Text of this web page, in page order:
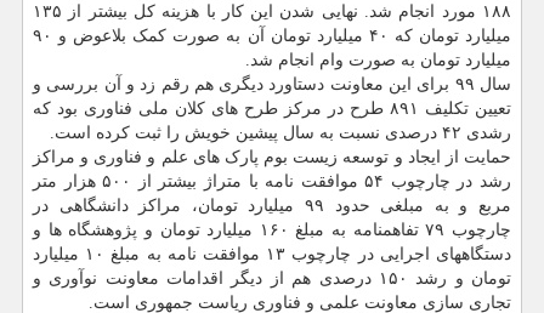
۱۸۸ مورد انجام شد. نهایی شدن این کار با هزینه کل بیشتر از ۱۳۵
میلیارد تومان که ۴۰ میلیارد تومان آن به صورت کمک بلاعوض و ۹۰
میلیارد تومان به صورت وام انجام شد.
سال ۹۹ برای این معاونت دستاورد دیگری هم رقم زد و آن بررسی و
تعیین تکلیف ۸۹۱ طرح در مرکز طرح های کلان ملی فناوری بود که
رشدی ۴۲ درصدی نسبت به سال پیشین خویش را ثبت کرده است.
حمایت از ایجاد و توسعه زیست بوم پارک های علم و فناوری و مراکز
رشد در چارچوب ۵۴ موافقت نامه با متراژ بیشتر از ۵۰۰ هزار متر
مربع و به مبلغی حدود ۹۹ میلیارد تومان، مراکز دانشگاهی در
چارچوب ۷۹ تفاهمنامه به مبلغ ۱۶۰ میلیارد تومان و پژوهشگاه ها و
دستگاههای اجرایی در چارچوب ۱۳ موافقت نامه به مبلغ ۱۰ میلیارد
تومان و رشد ۱۵۰ درصدی هم از دیگر اقدامات معاونت نوآوری و
تجاری سازی معاونت علمی و فناوری ریاست جمهوری است.